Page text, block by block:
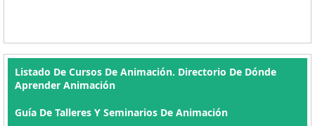
Listado De Cursos De Animación. Directorio De Dónde
Aprender Animación
Guía De Talleres Y Seminarios De Animación